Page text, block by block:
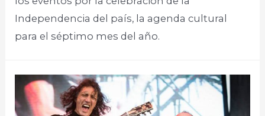
Independencia del país, la agenda cultural
para el séptimo mes del año.